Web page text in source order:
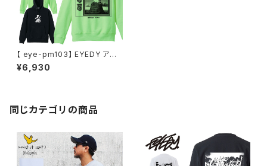
【 eye-pm103】 EYEDY アイ
ディー BAD BAD BAD 大きい
サイズ メンズ スウェット パーカ
¥6,930
同じカテゴリの商品